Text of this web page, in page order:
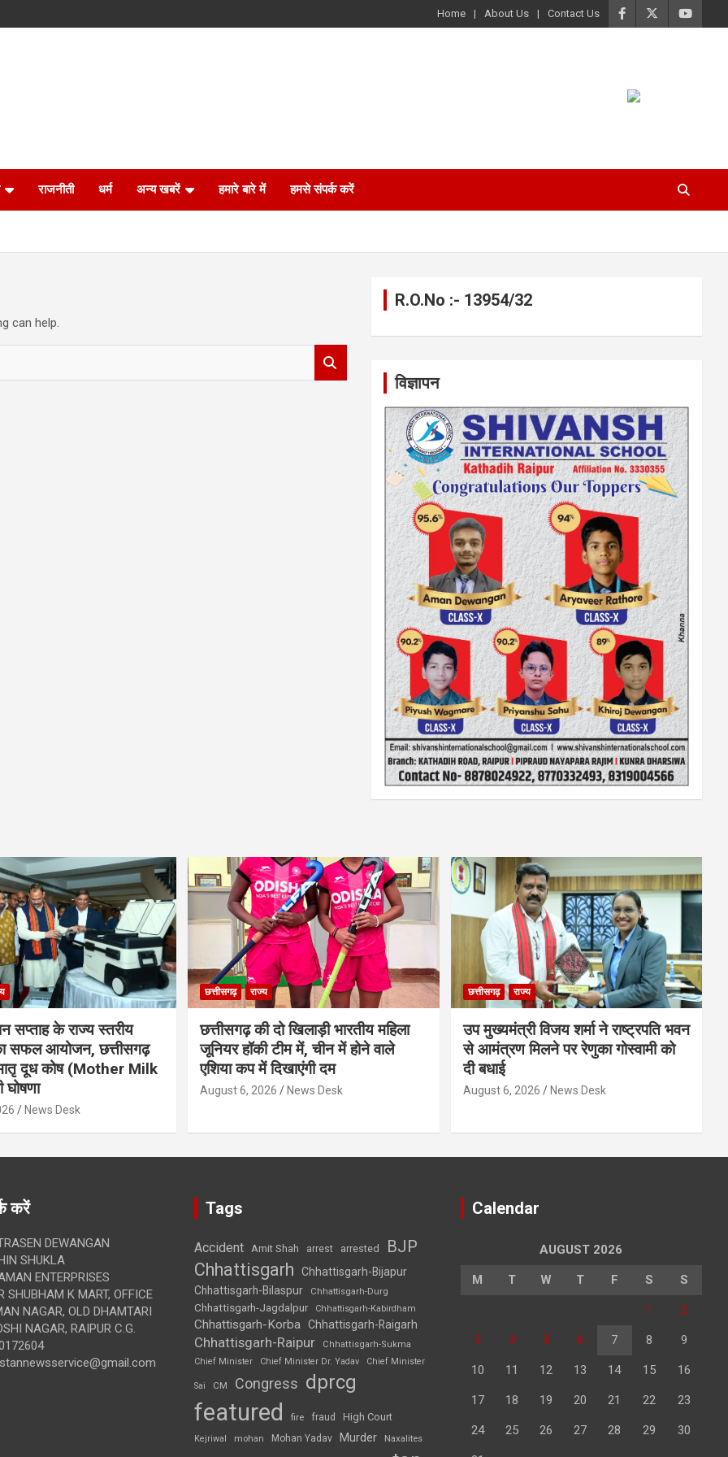
Home About Us Contact Us
राजनीती धर्म अन्य खबरें हमारे बारे में हमसे संपर्क करें
can help.
R.O.No :- 13954/32
विज्ञापन
सप्ताह के राज्य स्तरीय
सफल आयोजन, छत्तीसगढ़
दूध कोष (Mother Milk
News Desk
छत्तीसगढ़ राज्य
छत्तीसगढ़ की दो खिलाड़ी भारतीय महिला
जूनियर हॉकी टीम में, चीन में होने वाले
एशिया कप में दिखाएंगी दम
August 6, 2026 News Desk
छत्तीसगढ़ राज्य
उप मुख्यमंत्री विजय शर्मा ने राष्ट्रपति भवन
से आमंत्रण मिलने पर रेणुका गोस्वामी को
दी बधाई
August 6, 2026 News Desk
करें
DEWANGAN
SHUKLA
ENTERPRISES
SHUBHAM K MART, OFFICE
NAGAR, OLD DHAMTARI
NAGAR, RAIPUR C.G.
Tags
Accident Amit Shah arrest arrested BJP
Chhattisgarh
Chhattisgarh-Bijapur
Chhattisgarh-Bilaspur
Chhattisgarh-Durg
Chhattisgarh-Jagdalpur Chhattisgarh-Kabirdham
Chhattisgarh-Korba Chhattisgarh-Raigarh
Chhattisgarh-Raipur
Chhattisgarh-Sukma
Chief Minister
Chief Minister Dr. Yadav Chief Minister
Sai CM Congress dprcg
featured fire fraud High Court
Kejriwal mohan Mohan Yadav Murder Naxalites
Calendar
AUGUST 2026
M T W T F S S
1 2
3 4 5 6 7 8 9
10 11 12 13 14 15 16
17 18 19 20 21 22 23
24 25 26 27 28 29 30